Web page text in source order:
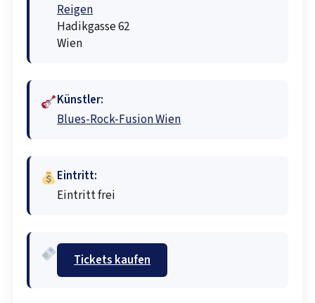
Reigen
Hadikgasse 62
Wien
Künstler:
Blues-Rock-Fusion Wien
Eintritt:
Eintritt frei
Tickets kaufen